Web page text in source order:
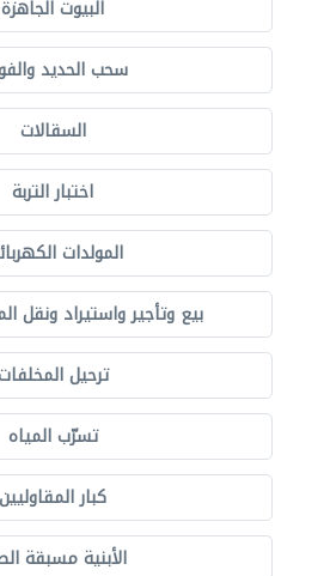
البيوت الجاهزة
سحب الحديد
السقالات
اختبار التربة
المولدات
بيع وتأجير واستيراد ونقل
ترحيل
تسرّب المياه
كبار المقاوليين
الأبنية مسبقة